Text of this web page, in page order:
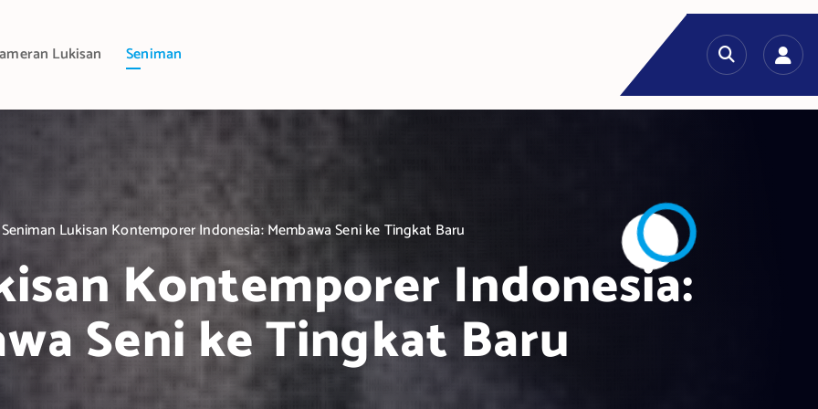
Lukisan Seniman
Seniman Lukisan Kontemporer Indonesia: Membawa Seni ke Tingkat Baru
Kontemporer Indonesia:
Seni ke Tingkat Baru